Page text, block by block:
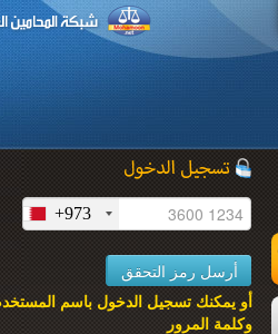
+973
أو يمكنك تسجيل الدخول باسم
وكلمة المرور